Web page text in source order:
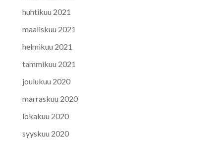
huhtikuu 2021
maaliskuu 2021
helmikuu 2021
tammikuu 2021
joulukuu 2020
marraskuu 2020
lokakuu 2020
syyskuu 2020